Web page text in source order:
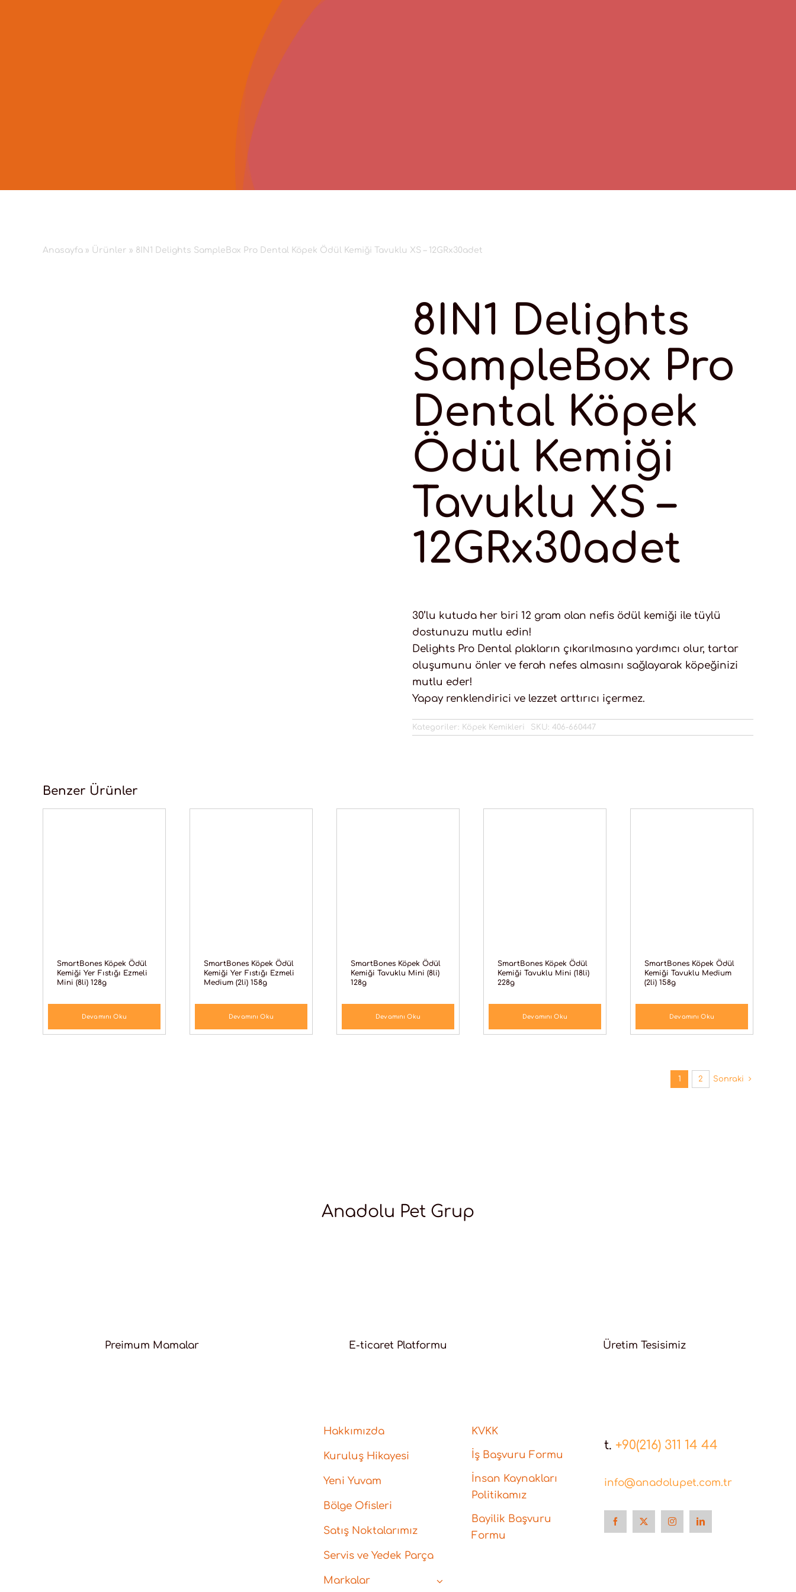
Anasayfa» Ürünler » 8IN1 Delights SampleBox Pro Dental Köpek Ödül Kemiği Tavuklu XS – 12GRx30adet
8IN1 Delights
SampleBox Pro
Dental Köpek
Ödül Kemiği
Tavuklu XS –
12GRx30adet
30’lu kutuda her biri 12 gram olan nefis ödül kemiği ile tüylü
dostunuzu mutlu edin!
Delights Pro Dental plakların çıkarılmasına yardımcı olur, tartar
oluşumunu önler ve ferah nefes almasını sağlayarak köpeğinizi
mutlu eder!
Yapay renklendirici ve lezzet arttırıcı içermez.
Kategoriler: Köpek Kemikleri SKU: 406-660447
Benzer Ürünler
SmartBones Köpek Ödül
Kemiği Yer Fıstığı Ezmeli
Mini (8li) 128g
Devamını Oku
SmartBones Köpek Ödül
Kemiği Yer Fıstığı Ezmeli
Medium (2li) 158g
Devamını Oku
SmartBones Köpek Ödül
Kemiği Tavuklu Mini (8li)
128g
Devamını Oku
SmartBones Köpek Ödül
Kemiği Tavuklu Mini (18li)
228g
Devamını Oku
SmartBones Köpek Ödül
Kemiği Tavuklu Medium
(2li) 158g
Devamını Oku
1 2 Sonraki
Anadolu Pet Grup
Preimum Mamalar E-ticaret Platformu Üretim Tesisimiz
Hakkımızda
Kuruluş Hikayesi
Yeni Yuvam
Bölge Ofisleri
Satış Noktalarımız
Servis ve Yedek Parça
Markalar
KVKK
İş Başvuru Formu
İnsan Kaynakları
Politikamız
Bayilik Başvuru
Formu
t. +90(216) 311 14 44
info@anadolupet.com.tr